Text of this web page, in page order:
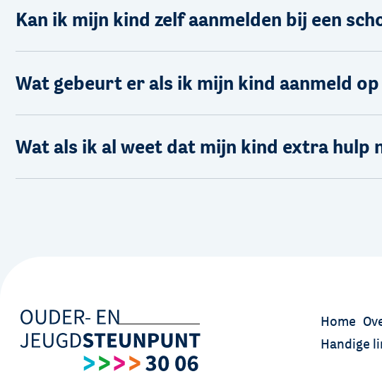
Kan ik mijn kind zelf aanmelden bij een
Wat gebeurt er als ik mijn kind aanmeld
Wat als ik al weet dat mijn kind extra hulp
Home
Handige